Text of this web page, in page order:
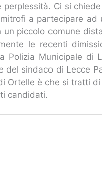
perplessità. Ci si
a partecipare
piccolo comune
le recenti
Polizia Municipale
sindaco di Lecce
Ortelle è che si tratti
candidati.